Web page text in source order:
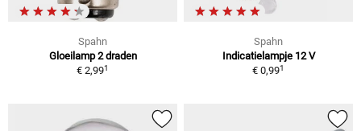
Spahn
Gloeilamp 2 draden
€ 2,991
Spahn
Indicatielampje 12 V
€ 0,991